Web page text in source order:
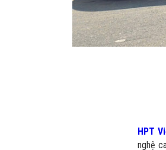
HPT
nghệ